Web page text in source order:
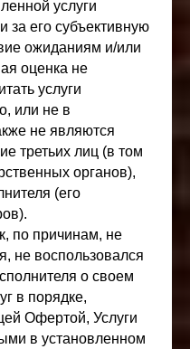
услуги
за его субъективную
ожиданиям и/или
оценка не
услуги
или не в
не являются
третьих лиц (в том
органов),
(его
по причинам, не
не воспользовался
о своем
в порядке,
Офертой, Услуги
в установленном